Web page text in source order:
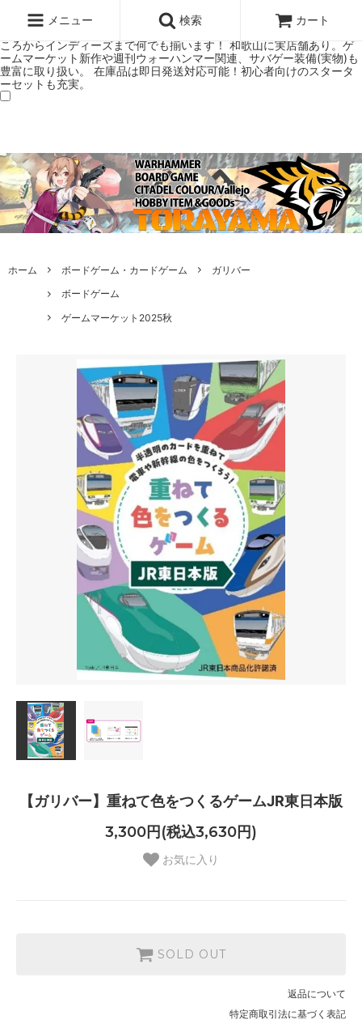
ミアムショップTORAYAMA。通販・オンラインショップです！ ウォー
ハンマーとボードゲームのことなら当店へ！ボードゲームもメジャーど
ころからインディーズまで何でも揃います！ 和歌山に実店舗あり。ゲ
ームマーケット新作や週刊ウォーハンマー関連、サバゲー装備(実物)も
豊富に取り扱い。 在庫品は即日発送対応可能！初心者向けのスタータ
ーセットも充実。
メニュー 検索 カート
ホーム ボードゲーム・カードゲーム
ガリバー
ボードゲーム
ゲームマーケット2025秋
【ガリバー】重ねて色をつくるゲームJR東日本版
3,300円(税込3,630円)
お気に入り
SOLD OUT
返品について
特定商取引法に基づく表記